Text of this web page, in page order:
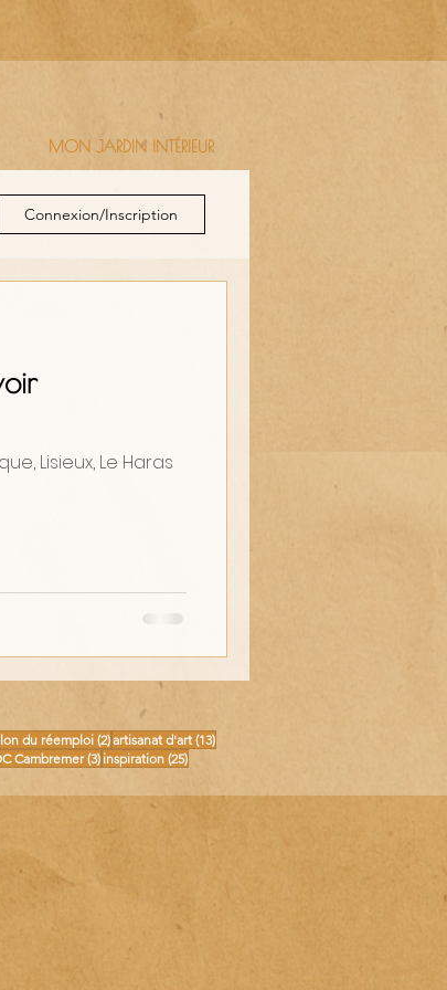
MON JARDIN INTÉRIEUR
Connexion/Inscription
Lisieux, Le Haras
du réemploi (2)2 posts
artisanat d'art (13)13 posts
Cambremer(3)3 posts
inspiration (25)25 posts